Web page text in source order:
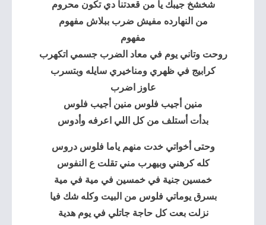
شخشخ جيبك يا من قعدتنا دي تكون محروم
من النهارده مفيش ضرب ببلاش مفهوم
مفهوم
روحت وتاني يوم في معاد الضرب جسمي اتكهرب
كرابيج في ظهري ومناخيري سايله وبتسرب
عاوز اضرب
منين أجيب فلوس منين أجيب فلوس
بدأت أستلف من كل اللي اعرفه وأدوس
وحتى أخواتي خدت منهم ياما فلوس دروس
كله كرهني وبيهرب مني تقلت ع النفوس
خمسين جنية في خمسين في مية في مية
بسرق يوماتي فلوس من البيت وكله شك فيا
نزلت بعت كل حاجة جاتلي في يوم هدية